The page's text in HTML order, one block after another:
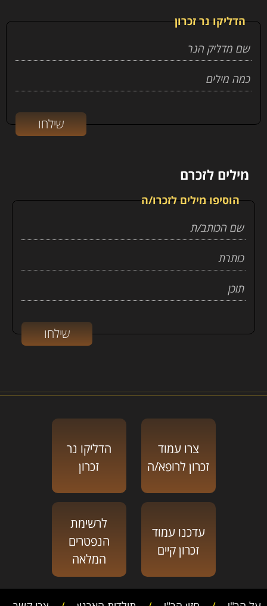
הדליקו נר זכרון
מילים לזכרם
הוסיפו מילים לזכרו/ה
צרו עמוד
זכרון לרופא/ה
הדליקו נר
זכרון
עדכנו עמוד
זכרון קיים
לרשימת
הנפטרים
המלאה